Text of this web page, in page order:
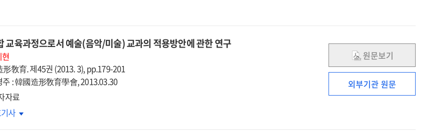
교육과정으로서 예술(음악/미술) 교과의 적용방안에 관한 연구
形敎育. 제45권 (2013. 3), pp.179-201
주 : 韓國造形敎育學會, 2013.03.30
자료
원문보기
외부기관 원문
사